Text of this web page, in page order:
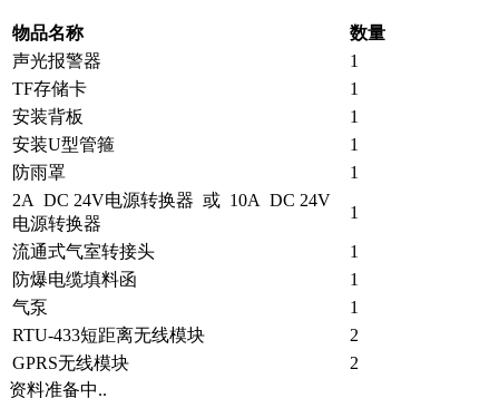
物品名称
数量
声光报警器
1
TF存储卡
1
安装背板
1
安装U型管箍
1
防雨罩
1
2A DC 24V电源转换器 或 10A DC 24V
电源转换器
1
流通式气室转接头
1
防爆电缆填料函
1
气泵
1
RTU-433短距离无线模块
2
GPRS无线模块
2
资料准备中..